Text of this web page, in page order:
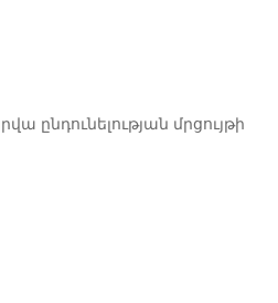
ընդունելության մրցույթի